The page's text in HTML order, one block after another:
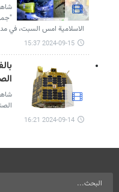
الاسلامية امس السبت، في
2024-09-15 15:37
2024-09-14 16:21